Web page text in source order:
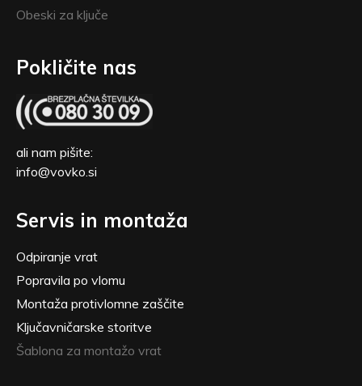
Obeski za ključe
Pokličite nas
ali nam pišite:
info@vovko.si
Servis in montaža
Odpiranje vrat
Popravila po vlomu
Montaža protivlomne zaščite
Ključavničarske storitve
Šablona za montažo vrat